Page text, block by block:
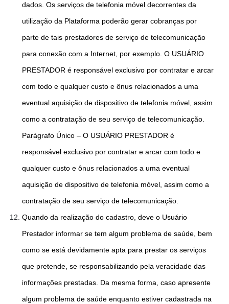
dados. Os serviços de telefonia móvel decorrentes da
utilização da Plataforma poderão gerar cobranças por
parte de tais prestadores de serviço de telecomunicação
para conexão com a Internet, por exemplo. O USUÁRIO
PRESTADOR é responsável exclusivo por contratar e arcar
com todo e qualquer custo e ônus relacionados a uma
eventual aquisição de dispositivo de telefonia móvel, assim
como a contratação de seu serviço de telecomunicação.
Parágrafo Único – O USUÁRIO PRESTADOR é
responsável exclusivo por contratar e arcar com todo e
qualquer custo e ônus relacionados a uma eventual
aquisição de dispositivo de telefonia móvel, assim como a
contratação de seu serviço de telecomunicação.
Quando da realização do cadastro, deve o Usuário
Prestador informar se tem algum problema de saúde, bem
como se está devidamente apta para prestar os serviços
que pretende, se responsabilizando pela veracidade das
informações prestadas. Da mesma forma, caso apresente
algum problema de saúde enquanto estiver cadastrada na